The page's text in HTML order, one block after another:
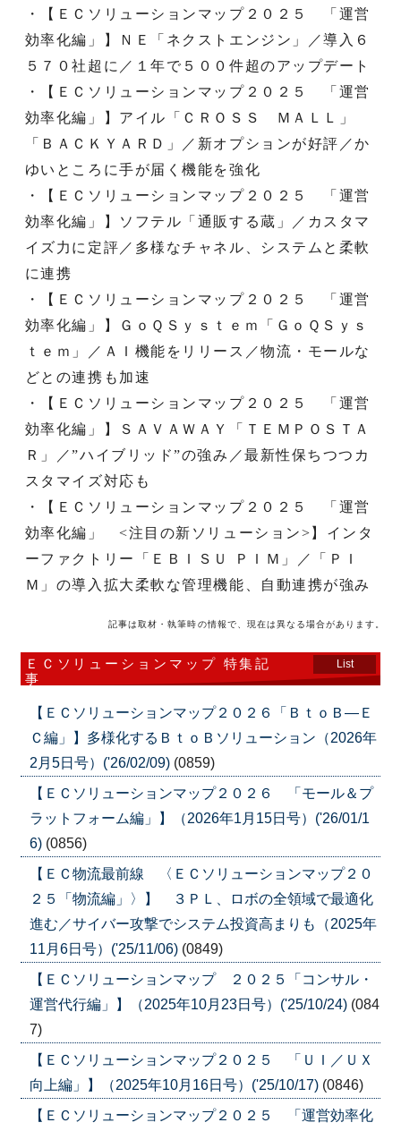
・【ＥＣソリューションマップ２０２５ 「運営
効率化編」】ＮＥ「ネクストエンジン」／導入６
５７０社超に／１年で５００件超のアップデート
・【ＥＣソリューションマップ２０２５ 「運営
効率化編」】アイル「ＣＲＯＳＳ ＭＡＬＬ」
「ＢＡＣＫＹＡＲＤ」／新オプションが好評／か
ゆいところに手が届く機能を強化
・【ＥＣソリューションマップ２０２５ 「運営
効率化編」】ソフテル「通販する蔵」／カスタマ
イズ力に定評／多様なチャネル、システムと柔軟
に連携
・【ＥＣソリューションマップ２０２５ 「運営
効率化編」】ＧｏＱＳｙｓｔｅｍ「ＧｏＱＳｙｓ
ｔｅｍ」／ＡＩ機能をリリース／物流・モールな
どとの連携も加速
・【ＥＣソリューションマップ２０２５ 「運営
効率化編」】ＳＡＶＡＷＡＹ「ＴＥＭＰＯＳＴＡ
Ｒ」／”ハイブリッド”の強み／最新性保ちつつカ
スタマイズ対応も
・【ＥＣソリューションマップ２０２５ 「運営
効率化編」 <注目の新ソリューション>】インタ
ーファクトリー「ＥＢＩＳＵ ＰＩＭ」／「ＰＩ
Ｍ」の導入拡大柔軟な管理機能、自動連携が強み
記事は取材・執筆時の情報で、現在は異なる場合があります。
ＥＣソリューションマップ 特集記
事
List
【ＥＣソリューションマップ２０２６「ＢｔｏＢ―Ｅ
Ｃ編」】多様化するＢｔｏＢソリューション（2026年
2月5日号）('26/02/09) (0859)
【ＥＣソリューションマップ２０２６ 「モール＆プ
ラットフォーム編」】（2026年1月15日号）('26/01/1
6) (0856)
【ＥＣ物流最前線 〈ＥＣソリューションマップ２０
２５「物流編」〉】 ３ＰＬ、ロボの全領域で最適化
進む／サイバー攻撃でシステム投資高まりも（2025年
11月6日号）('25/11/06) (0849)
【ＥＣソリューションマップ ２０２５「コンサル・
運営代行編」】（2025年10月23日号）('25/10/24) (084
7)
【ＥＣソリューションマップ２０２５ 「ＵＩ／ＵＸ
向上編」】（2025年10月16日号）('25/10/17) (0846)
【ＥＣソリューションマップ２０２５ 「運営効率化